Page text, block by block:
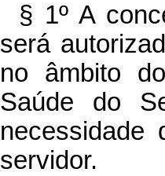
§ 1º A
será
no âmbito
Saúde do
necessidade
servidor.